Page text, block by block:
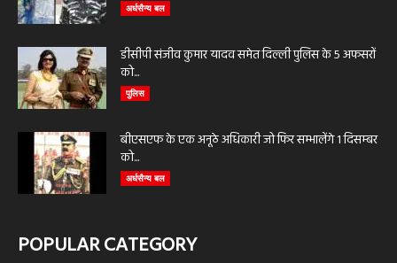
अर्धसैन्य बल
डीसीपी संजीव कुमार यादव समेत दिल्ली पुलिस के 5 अफसरों
को...
पुलिस
बीएसएफ के एक अनूठे अधिकारी जो फिर सम्भालेंगे 1 दिसम्बर
को...
अर्धसैन्य बल
POPULAR CATEGORY